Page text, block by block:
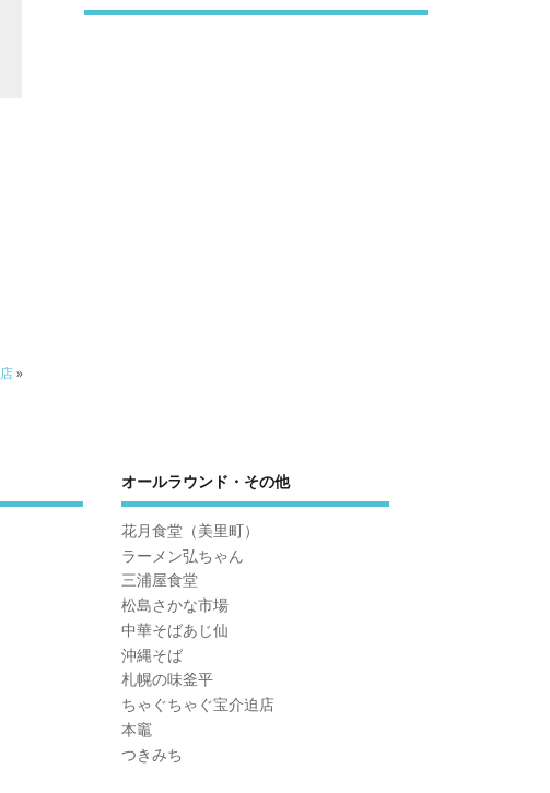
»
オールラウンド・その他
花月食堂（美里町）
ラーメン弘ちゃん
三浦屋食堂
松島さかな市場
中華そばあじ仙
沖縄そば
札幌の味釜平
ちゃぐちゃぐ宝介迫店
本竈
つきみち